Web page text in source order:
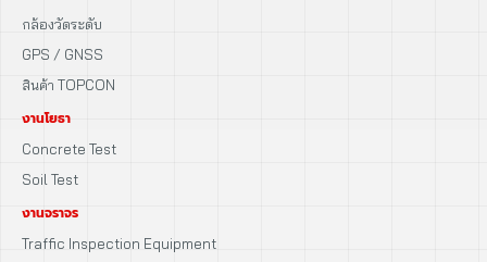
กล้องวัดระดับ
GPS / GNSS
สินค้า TOPCON
งานโยธา
Concrete Test
Soil Test
งานจราจร
Traffic Inspection Equipment